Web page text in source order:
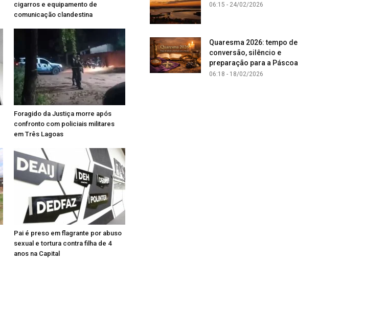
cigarros e equipamento de
comunicação clandestina
Foragido da Justiça morre após
confronto com policiais militares
em Três Lagoas
Pai é preso em flagrante por abuso
sexual e tortura contra filha de 4
anos na Capital
06:15 - 24/02/2026
Quaresma 2026: tempo de
conversão, silêncio e
preparação para a Páscoa
06:18 - 18/02/2026